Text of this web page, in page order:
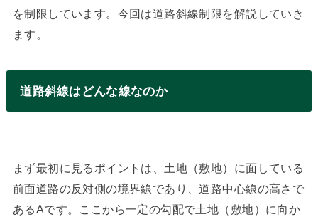
を制限しています。今回は道路斜線制限を解説していき
ます。
道路斜線はどんな線なのか
まず最初に見るポイントは、土地（敷地）に面している
前面道路の反対側の境界線であり、道路中心線の高さで
あるAです。ここから一定の勾配で土地（敷地）に向か